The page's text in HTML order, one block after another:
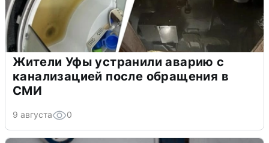
Жители Уфы устранили аварию с
канализацией после обращения в
СМИ
9 августа 0